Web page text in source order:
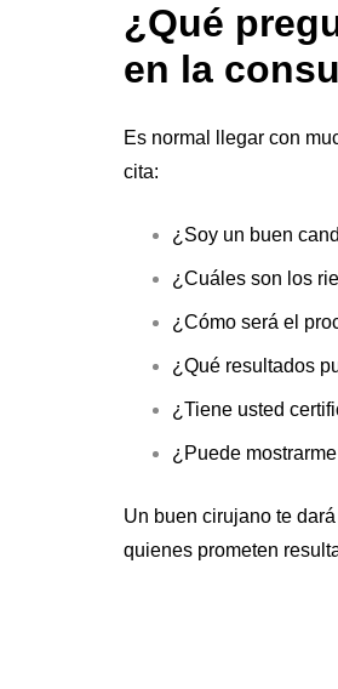
¿Qué
en la
Es normal llegar con
cita:
¿Soy un buen
¿Cuáles son los
¿Cómo será el
¿Qué resultados
¿Tiene usted
¿Puede
Un buen cirujano te
quienes prometen